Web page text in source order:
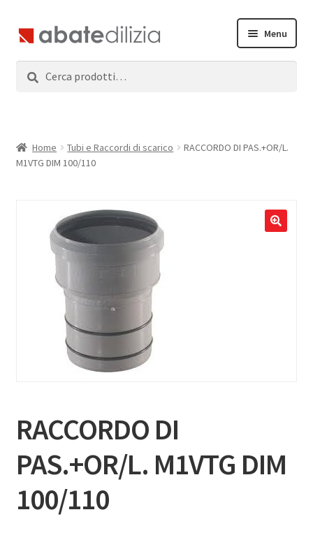
Vai
alla
navigazione
Vai
al
contenuto
Menu
child
Servizi
Accedi
Registrati
Home Tubi e Raccordi di scarico
RACCORDO DI PAS.+OR/L.
M1VTG DIM 100/110
RACCORDO DI
PAS.+OR/L. M1VTG DIM
100/110